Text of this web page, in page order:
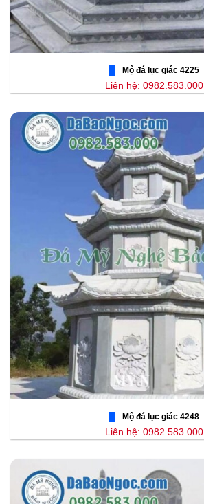
Mộ đá lục giác 4225
Liên hệ: 0982.583.000
Mộ đá lục giác 4248
Liên hệ: 0982.583.000